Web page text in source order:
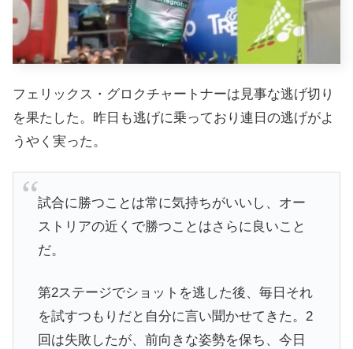
フェリックス・グロクチャートナーは見事な逃げ切り
を果たした。昨日も逃げに乗っており連日の逃げがよ
うやく実った。
試合に勝つことは常に気持ちがいいし、オー
ストリアの近くで勝つことはさらに良いこと
だ。
第2ステージでショットを逃した後、毎日それ
を試すつもりだと自分に言い聞かせてきた。2
回は失敗したが、前向きな姿勢を保ち、今日